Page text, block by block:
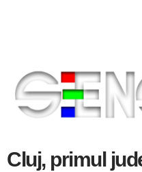
Cluj, primul